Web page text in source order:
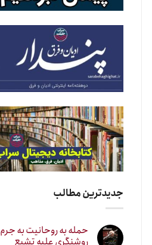
جدیدترین مطالب
حمله به روحانیت به جرم
روشنگری علیه تشیع